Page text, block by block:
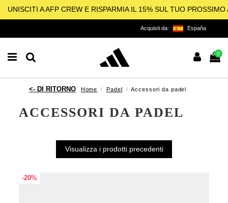
UNISCITI A AFP CREW E RISPARMIA IL 15% SUL TUO PROSSIMO
Acquisti da: España
0
Home Padel Accessori da padel
ACCESSORI DA PADEL
Visualizza i prodotti precedenti
-20%